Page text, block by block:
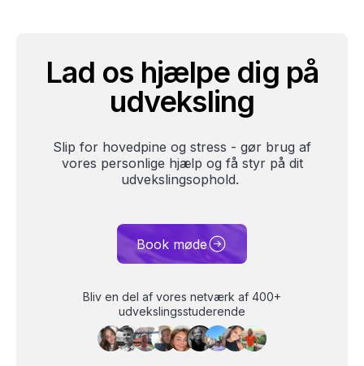
Lad os hjælpe dig på
udveksling
Slip for hovedpine og stress - gør brug af
vores personlige hjælp og få styr på dit
udvekslingsophold.
Book møde
Bliv en del af vores netværk af 400+
udvekslingsstuderende